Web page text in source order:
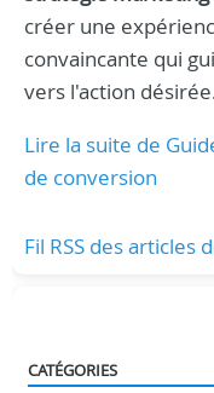
créer une
convaincante qui
vers l'action
Lire la suite de
de conversion
Fil RSS des articles
CATÉGORIES